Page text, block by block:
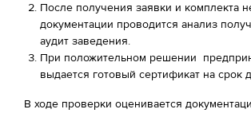
После получения заявки и комплекта
документации проводится анализ
аудит заведения.
При положительном решении
выдается готовый сертификат на срок
В ходе проверки оценивается